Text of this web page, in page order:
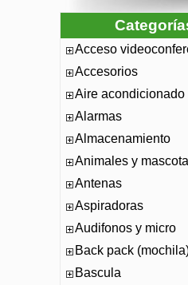
Acceso
Accesorios
Aire acondicionado
Alarmas
Almacenamiento
Animales y
Antenas
Aspiradoras
Audifonos y micro
Back pack
Bascula